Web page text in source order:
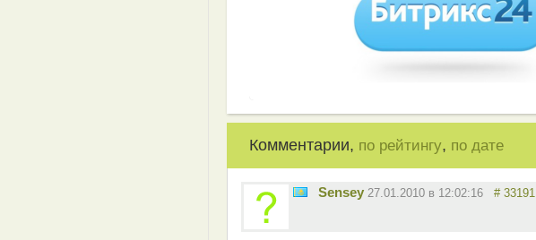
Комментарии, по рейтингу, по дате
Sensey 27.01.2010 в 12:02:16 # 33191